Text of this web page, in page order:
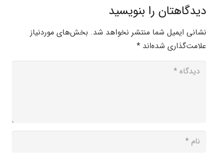
دیدگاهتان را بنویسید
نشانی ایمیل شما منتشر نخواهد شد. بخش‌های موردنیاز
علامت‌گذاری شده‌اند *